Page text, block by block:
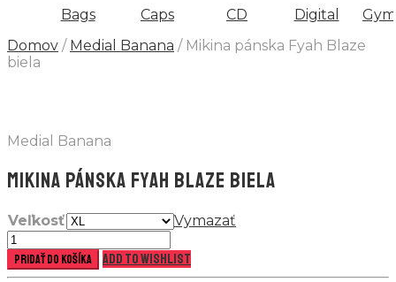
Bags Caps CD Digital
Domov / Medial Banana / Mikina pánska Fyah Blaze
biela
Medial Banana
MIKINA PÁNSKA FYAH BLAZE BIELA
Veľkosť
Vymazať
množstvo
Mikina
pánska
Pridať do košíka Add to wishlist